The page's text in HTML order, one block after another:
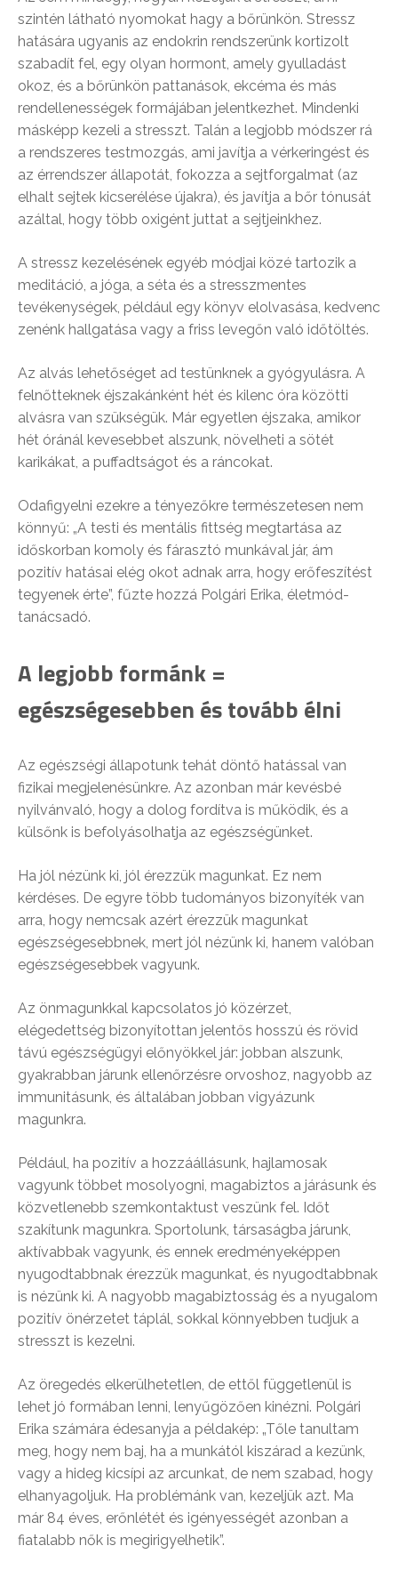
szintén látható nyomokat hagy a bőrünkön. Stressz
hatására ugyanis az endokrin rendszerünk kortizolt
szabadít fel, egy olyan hormont, amely gyulladást
okoz, és a bőrünkön pattanások, ekcéma és más
rendellenességek formájában jelentkezhet. Mindenki
másképp kezeli a stresszt. Talán a legjobb módszer rá
a rendszeres testmozgás, ami javítja a vérkeringést és
az érrendszer állapotát, fokozza a sejtforgalmat (az
elhalt sejtek kicserélése újakra), és javítja a bőr tónusát
azáltal, hogy több oxigént juttat a sejtjeinkhez.
A stressz kezelésének egyéb módjai közé tartozik a
meditáció, a jóga, a séta és a stresszmentes
tevékenységek, például egy könyv elolvasása, kedvenc
zenénk hallgatása vagy a friss levegőn való időtöltés.
Az alvás lehetőséget ad testünknek a gyógyulásra. A
felnőtteknek éjszakánként hét és kilenc óra közötti
alvásra van szükségük. Már egyetlen éjszaka, amikor
hét óránál kevesebbet alszunk, növelheti a sötét
karikákat, a puffadtságot és a ráncokat.
Odafigyelni ezekre a tényezőkre természetesen nem
könnyű: „A testi és mentális fittség megtartása az
időskorban komoly és fárasztó munkával jár, ám
pozitív hatásai elég okot adnak arra, hogy erőfeszítést
tegyenek érte”, fűzte hozzá Polgári Erika, életmód-
tanácsadó.
A legjobb formánk =
egészségesebben és tovább élni
Az egészségi állapotunk tehát döntő hatással van
fizikai megjelenésünkre. Az azonban már kevésbé
nyilvánvaló, hogy a dolog fordítva is működik, és a
külsőnk is befolyásolhatja az egészségünket.
Ha jól nézünk ki, jól érezzük magunkat. Ez nem
kérdéses. De egyre több tudományos bizonyíték van
arra, hogy nemcsak azért érezzük magunkat
egészségesebbnek, mert jól nézünk ki, hanem valóban
egészségesebbek vagyunk.
Az önmagunkkal kapcsolatos jó közérzet,
elégedettség bizonyítottan jelentős hosszú és rövid
távú egészségügyi előnyökkel jár: jobban alszunk,
gyakrabban járunk ellenőrzésre orvoshoz, nagyobb az
immunitásunk, és általában jobban vigyázunk
magunkra.
Például, ha pozitív a hozzáállásunk, hajlamosak
vagyunk többet mosolyogni, magabiztos a járásunk és
közvetlenebb szemkontaktust veszünk fel. Időt
szakítunk magunkra. Sportolunk, társaságba járunk,
aktívabbak vagyunk, és ennek eredményeképpen
nyugodtabbnak érezzük magunkat, és nyugodtabbnak
is nézünk ki. A nagyobb magabiztosság és a nyugalom
pozitív önérzetet táplál, sokkal könnyebben tudjuk a
stresszt is kezelni.
Az öregedés elkerülhetetlen, de ettől függetlenül is
lehet jó formában lenni, lenyűgözően kinézni. Polgári
Erika számára édesanyja a példakép: „Tőle tanultam
meg, hogy nem baj, ha a munkától kiszárad a kezünk,
vagy a hideg kicsípi az arcunkat, de nem szabad, hogy
elhanyagoljuk. Ha problémánk van, kezeljük azt. Ma
már 84 éves, erőnlétét és igényességét azonban a
fiatalabb nők is megirigyelhetik”.